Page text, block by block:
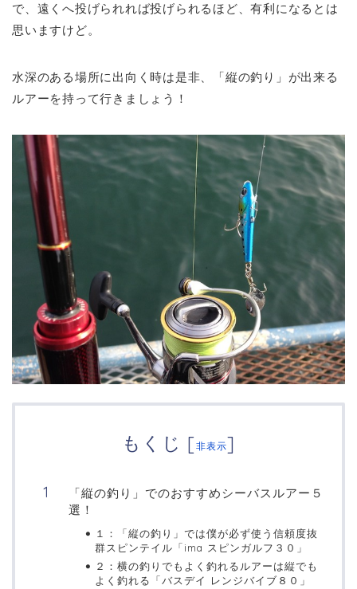
で、遠くへ投げられれば投げられるほど、有利になるとは
思いますけど。
水深のある場所に出向く時は是非、「縦の釣り」が出来る
ルアーを持って行きましょう！
もくじ [非表示]
「縦の釣り」でのおすすめシーバスルアー５
選！
１：「縦の釣り」では僕が必ず使う信頼度抜
群スピンテイル「ima スピンガルフ３０」
２：横の釣りでもよく釣れるルアーは縦でも
よく釣れる「バスデイ レンジバイブ８０」